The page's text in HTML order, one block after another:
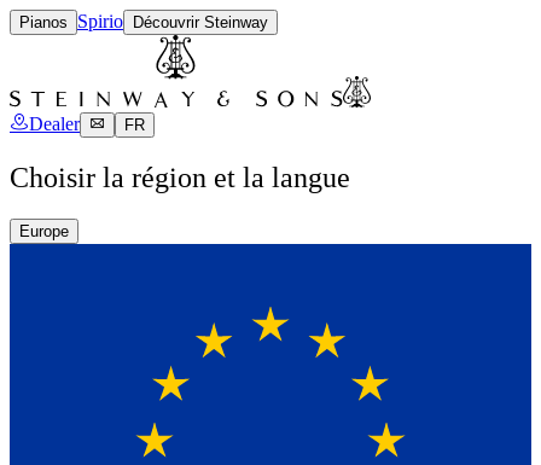
Pianos Spirio Découvrir Steinway
Dealer FR
Choisir la région et la langue
Europe